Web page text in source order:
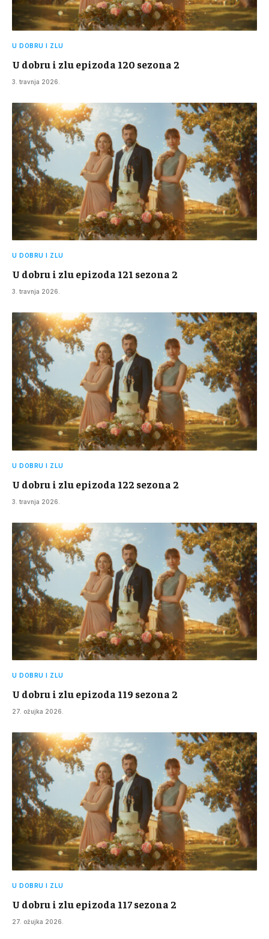
U DOBRU I ZLU
U dobru i zlu epizoda 120 sezona 2
3. travnja 2026.
U DOBRU I ZLU
U dobru i zlu epizoda 121 sezona 2
3. travnja 2026.
U DOBRU I ZLU
U dobru i zlu epizoda 122 sezona 2
3. travnja 2026.
U DOBRU I ZLU
U dobru i zlu epizoda 119 sezona 2
27. ožujka 2026.
U DOBRU I ZLU
U dobru i zlu epizoda 117 sezona 2
27. ožujka 2026.